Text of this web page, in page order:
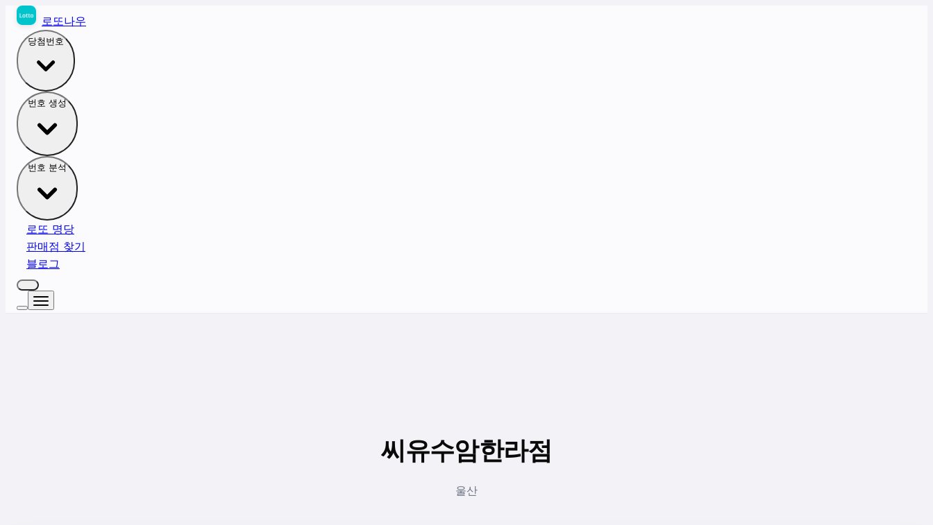
로또나우
당첨번호
번호 생성
번호 분석
로또 명당
판매점 찾기
블로그
씨유수암한라점
울산